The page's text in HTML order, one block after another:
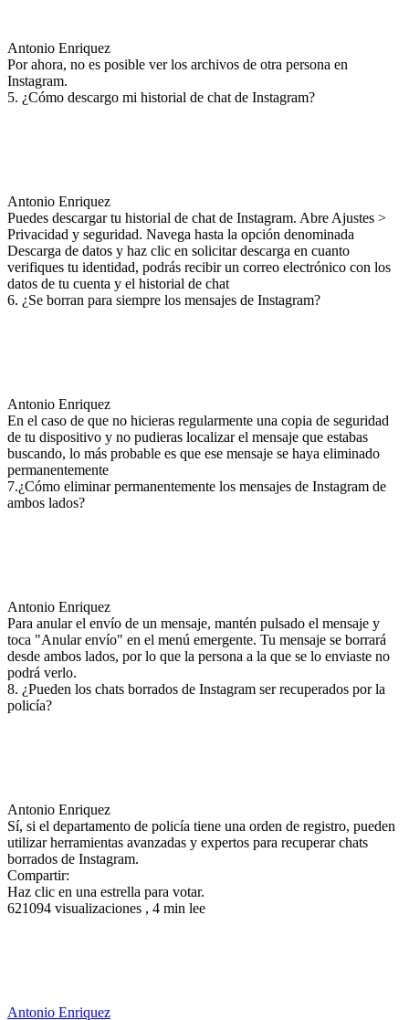
Antonio Enriquez
Por ahora, no es posible ver los archivos de otra persona en
Instagram.
5. ¿Cómo descargo mi historial de chat de Instagram?
Antonio Enriquez
Puedes descargar tu historial de chat de Instagram. Abre Ajustes >
Privacidad y seguridad. Navega hasta la opción denominada
Descarga de datos y haz clic en solicitar descarga en cuanto
verifiques tu identidad, podrás recibir un correo electrónico con los
datos de tu cuenta y el historial de chat
6. ¿Se borran para siempre los mensajes de Instagram?
Antonio Enriquez
En el caso de que no hicieras regularmente una copia de seguridad
de tu dispositivo y no pudieras localizar el mensaje que estabas
buscando, lo más probable es que ese mensaje se haya eliminado
permanentemente
7.¿Cómo eliminar permanentemente los mensajes de Instagram de
ambos lados?
Antonio Enriquez
Para anular el envío de un mensaje, mantén pulsado el mensaje y
toca "Anular envío" en el menú emergente. Tu mensaje se borrará
desde ambos lados, por lo que la persona a la que se lo enviaste no
podrá verlo.
8. ¿Pueden los chats borrados de Instagram ser recuperados por la
policía?
Antonio Enriquez
Sí, si el departamento de policía tiene una orden de registro, pueden
utilizar herramientas avanzadas y expertos para recuperar chats
borrados de Instagram.
Compartir:
Haz clic en una estrella para votar.
621094 visualizaciones , 4 min lee
Antonio Enriquez